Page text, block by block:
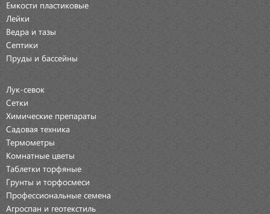
Емкости пластиковые
Лейки
Ведра и тазы
Септики
Пруды и бассейны
Лук-севок
Сетки
Химические препараты
Садовая техника
Термометры
Комнатные цветы
Таблетки торфяные
Грунты и торфосмеси
Профессиональные семена
Агроспан и геотекстиль